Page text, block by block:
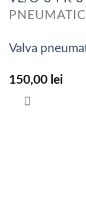
Valva
150,00 lei